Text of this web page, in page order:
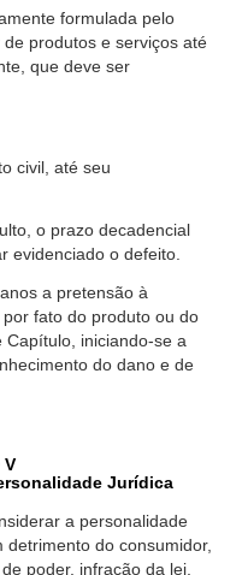
formulada pelo
produtos e serviços até
que deve ser
civil, até seu
o prazo decadencial
evidenciado o defeito.
a pretensão à
fato do produto ou do
iniciando-se a
do dano e de
V
Jurídica
a personalidade
do consumidor,
poder, infração da lei,